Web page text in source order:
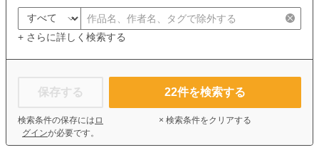
+ さらに詳しく検索する
保存する
検索条件の保存には ロ
グインが必要です。
22件を検索する
× 検索条件をクリアする